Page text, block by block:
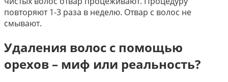
повторяют 1-3 раза в неделю. Отвар с волос не
смывают.
Удаления волос с помощью
орехов – миф или реальность?